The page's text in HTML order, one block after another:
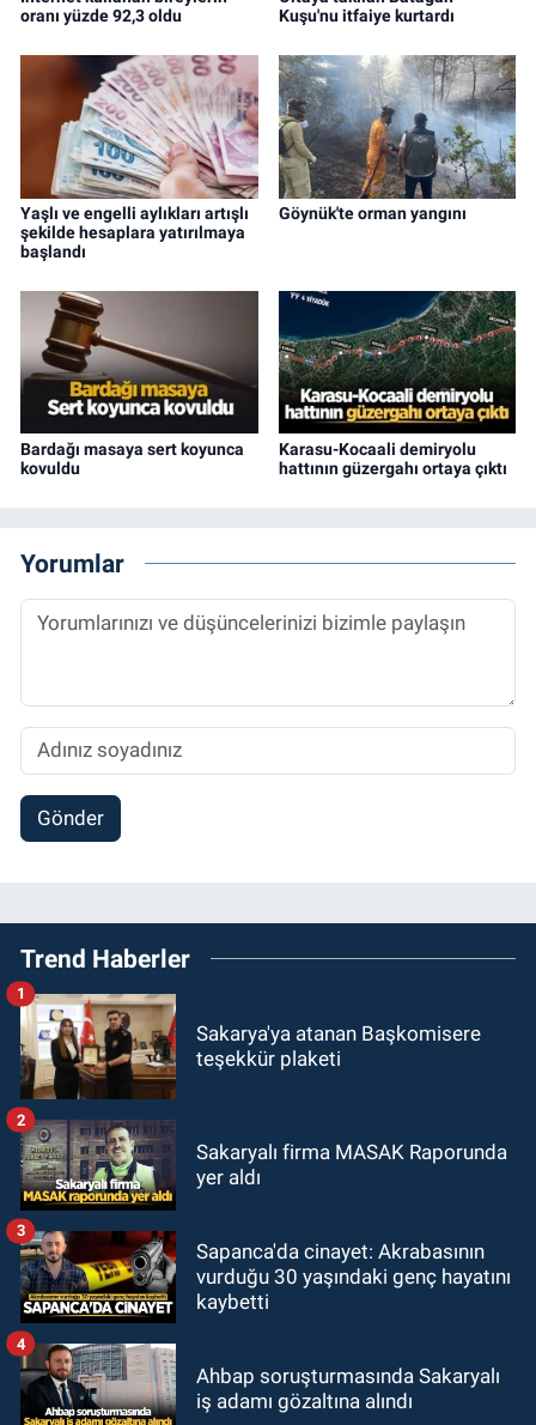
oranı yüzde 92,3 oldu
Kuşu'nu itfaiye kurtardı
Yaşlı ve engelli aylıkları artışlı
şekilde hesaplara yatırılmaya
başlandı
Göynük'te orman yangını
Bardağı masaya sert koyunca
kovuldu
Karasu-Kocaali demiryolu
hattının güzergahı ortaya çıktı
Yorumlar
Gönder
Trend Haberler
Sakarya'ya atanan Başkomisere
teşekkür plaketi
1
Sakaryalı firma MASAK Raporunda
yer aldı
2
Sapanca'da cinayet: Akrabasının
vurduğu 30 yaşındaki genç hayatını
kaybetti
3
Ahbap soruşturmasında Sakaryalı
iş adamı gözaltına alındı
4